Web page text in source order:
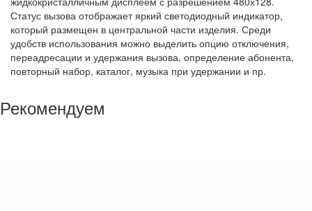
Статус вызова отображает яркий светодиодный индикатор,
который размещен в центральной части изделия. Среди
удобств использования можно выделить опцию отключения,
переадресации и удержания вызова, определение абонента,
повторный набор, каталог, музыка при удержании и пр.
Рекомендуем